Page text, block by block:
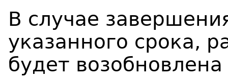
В случае
указанного срока,
будет возобновлена